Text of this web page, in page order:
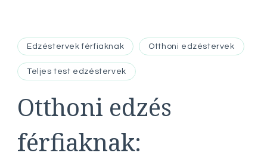
Edzéstervek férfiaknak Otthoni edzéstervek
Teljes test edzéstervek
Otthoni edzés
férfiaknak: